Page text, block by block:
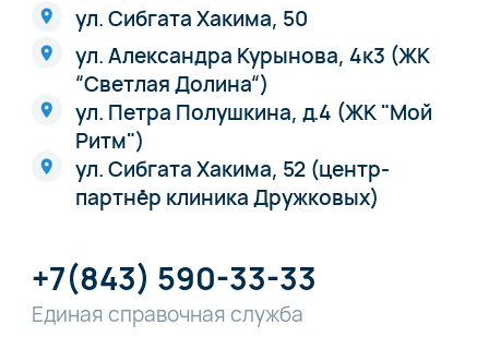
ул. Сибгата Хакима, 50
ул. Александра Курынова, 4к3 (ЖК
“Светлая Долина“)
ул. Петра Полушкина, д.4 (ЖК "Мой
Ритм")
ул. Сибгата Хакима, 52 (центр-
партнёр клиника Дружковых)
+7(843) 590-33-33
Единая справочная служба